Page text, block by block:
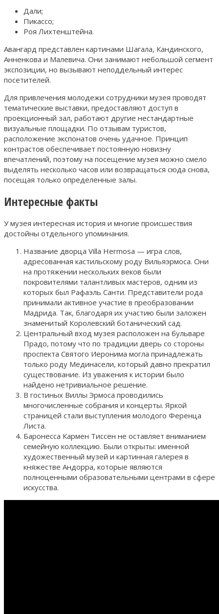
Дали;
Пикассо;
Роя Лихтенштейна.
Авангард представлен картинами Шагала, Кандинского,
Анненкова и Малевича. Они занимают небольшой сегмент
экспозиции, но вызывают неподдельный интерес
посетителей.
Для привлечения молодежи сотрудники музея проводят
тематические выставки, предоставляют доступ в
проекционный зал, работают другие нестандартные
визуальные площадки. По отзывам туристов,
расположение экспонатов очень удачное. Принцип
контрастов обеспечивает постоянную новизну
впечатлений, поэтому на посещение музея можно смело
выделять несколько часов или возвращаться сюда снова,
посещая только определенные залы.
Интересные факты
У музея интересная история и многие происшествия
достойны отдельного упоминания.
Название дворца Villa Hermosa — игра слов,
адресованная кастильскому роду Вильяэрмоса. Они
на протяжении нескольких веков были
покровителями талантливых мастеров, одним из
которых был Рафаэль Санти. Представители рода
принимали активное участие в преобразовании
Мадрида. Так, благодаря их участию были заложен
знаменитый Королевский ботанический сад.
Центральный вход музея расположен на бульваре
Прадо, потому что по традиции дверь со стороны
проспекта Святого Иеронима могла принадлежать
только роду Мединасели, который давно прекратил
существование. Из уважения к истории было
найдено нетривиальное решение.
В гостиных Виллы Эрмоса проводились
многочисленные собрания и концерты. Яркой
страницей стали выступления молодого Ференца
Листа.
Баронесса Кармен Тиссен не оставляет вниманием
семейную коллекцию. Были открыты: именной
художественный музей и картинная галерея в
княжестве Андорра, которые являются
полноценными образовательными центрами в сфере
искусства.